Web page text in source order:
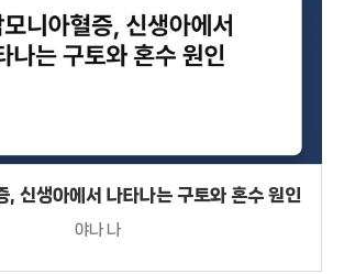
, 신생아에서 나타나는 구토와 혼수 원인
야나 나